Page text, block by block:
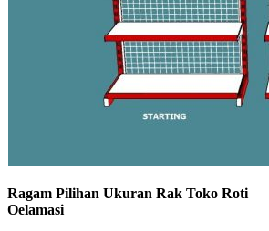
Ragam Pilihan Ukuran Rak Toko Roti
Oelamasi